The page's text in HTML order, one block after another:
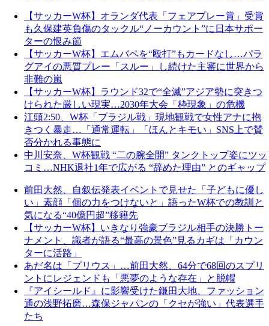
【サッカーW杯】オランダ代表「フェアプレー賞」受賞
も久保建英負傷のタックル“ノーカウント”に日本サポー
ターの恨み節
【サッカーW杯】エムバペを“殴打”もカードなし…パラ
グアイの悪質プレー「スルー」し続けた主審に世界から
非難の嵐
【サッカーW杯】ラウンド32で“全滅”アジア勢に突きつ
けられた厳しい現実…2030年大会「枠現象」の危機
江頭2:50、W杯「ブラジル戦」現地観戦で女性アナに抱
きつく暴走…「通常運転」「ほんとキモい」SNS上で賛
否分かれる事態に
中川安奈、W杯観戦 “二の腕全開” タンクトップ姿にツッ
コミ…NHK退社1年で広がる “辞めた理由” とのギャップ
前田大然、自叙伝発表イベントで見せた「子どもに優し
い」素顔「個の力をつけないと」語ったW杯での教訓と
気になる“40億円超”移籍先
【サッカーW杯】いきなり強豪ブラジル相手の決勝トー
ナメント、識者が語る“最高の景色”見るカギは「カウン
ターに活路」
あだ名は「プリウス」…前田大然、64分で68回のスプリ
ントにレジェンドも「悪夢のような存在」と脱帽
『アイシールド』に影響受けた鎌田大地、ファッション
通の浅野拓磨…森保ジャパンの「クセが強い」代表選手
たち